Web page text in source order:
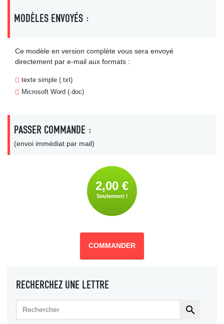
MODÈLES ENVOYÉS :
Ce modèle en version complète vous sera envoyé
directement par e-mail aux formats :
texte simple (.txt)
Microsoft Word (.doc)
PASSER COMMANDE :
(envoi immédiat par mail)
2,00 €
Seulement !
COMMANDER
RECHERCHEZ UNE LETTRE
